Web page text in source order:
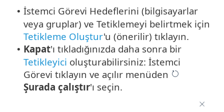
• İstemci Görevi Hedeflerini (bilgisayarlar
veya gruplar) ve Tetiklemeyi belirtmek için
Tetikleme Oluştur'u (önerilir) tıklayın.
• Kapat'ı tıkladığınızda daha sonra bir
Tetikleyici oluşturabilirsiniz: İstemci
Görevi tıklayın ve açılır menüden
Şurada çalıştır'ı seçin.